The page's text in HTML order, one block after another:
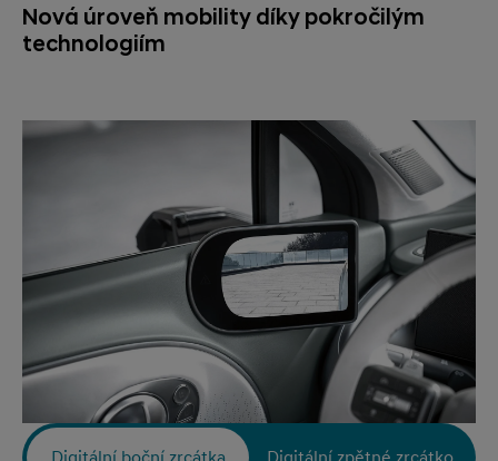
Nová úroveň mobility díky pokročilým
technologiím